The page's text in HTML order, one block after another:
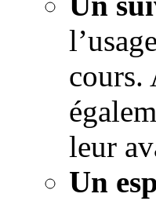
cours.
leur
Un